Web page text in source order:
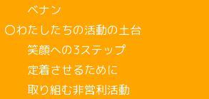
ベナン
〇わたしたちの活動の土台
笑顔への3ステップ
定着させるために
取り組む非営利活動